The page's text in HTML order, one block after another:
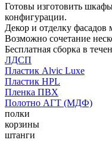
Готовы изготовить
конфигурации.
Декор и отделку
Возможно сочетание
Бесплатная сборка в
ЛДСП
Пластик Alvic Luxe
Пластик HPL
Пленка ПВХ
Полотно АГТ (МДФ)
полки
корзины
штанги